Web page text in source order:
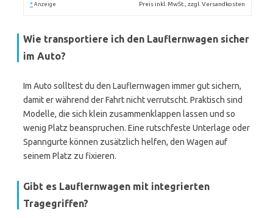
* Anzeige Preis inkl. MwSt., zzgl. Versandkosten
Wie transportiere ich den Lauflernwagen sicher
im Auto?
Im Auto solltest du den Lauflernwagen immer gut sichern,
damit er während der Fahrt nicht verrutscht. Praktisch sind
Modelle, die sich klein zusammenklappen lassen und so
wenig Platz beanspruchen. Eine rutschfeste Unterlage oder
Spanngurte können zusätzlich helfen, den Wagen auf
seinem Platz zu fixieren.
Gibt es Lauflernwagen mit integrierten
Tragegriffen?